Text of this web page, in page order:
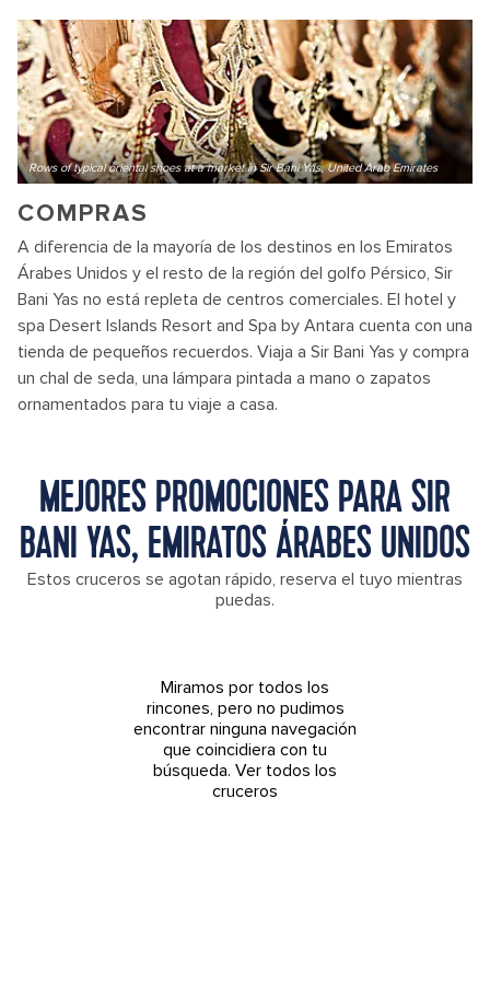
Rows of typical oriental shoes at a market in Sir Bani Yas, United Arab Emirates
COMPRAS
A diferencia de la mayoría de los destinos en los Emiratos
Árabes Unidos y el resto de la región del golfo Pérsico, Sir
Bani Yas no está repleta de centros comerciales. El hotel y
spa Desert Islands Resort and Spa by Antara cuenta con una
tienda de pequeños recuerdos. Viaja a Sir Bani Yas y compra
un chal de seda, una lámpara pintada a mano o zapatos
ornamentados para tu viaje a casa.
MEJORES PROMOCIONES PARA SIR
BANI YAS, EMIRATOS ÁRABES UNIDOS
Estos cruceros se agotan rápido, reserva el tuyo mientras
puedas.
Miramos por todos los
rincones, pero no pudimos
encontrar ninguna navegación
que coincidiera con tu
búsqueda. Ver todos los
cruceros